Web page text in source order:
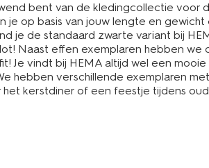
bent van de kledingcollectie voor
je op basis van jouw lengte en
je de standaard zwarte variant bij
Naast effen exemplaren hebben we
Je vindt bij HEMA altijd wel een mooie
hebben verschillende exemplaren
kerstdiner of een feestje tijdens